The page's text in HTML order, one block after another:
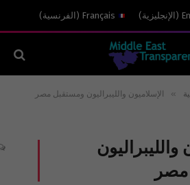
( الإنجليزية)
Français
( الفرنسية)
» الإسلاميون والليبراليون ومستقبل مصر
والليبراليون